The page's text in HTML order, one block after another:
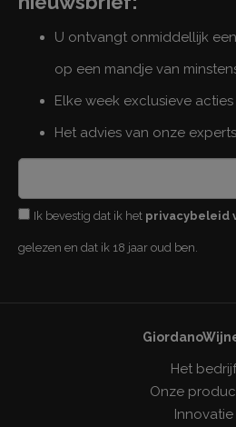
U ontvangt onmiddellijk
op een mandje van
Elke week exclusieve
Het advies van onze
Ik bevestig dat ik het privacybeleid
gelezen en dat ik 18 jaar oud ben.
Het bedrijf
Onze
Innovatie